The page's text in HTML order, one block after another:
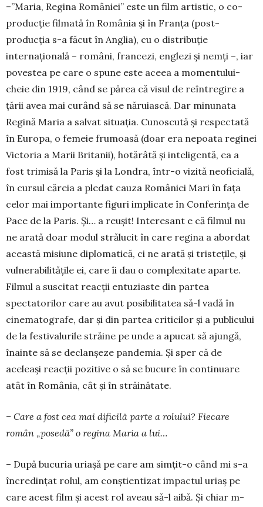
–”Maria, Regina României” este un film ar­tis­tic, o co-
producţie filmată în România şi în Fran­ţa (post-
producţia s-a făcut în Anglia), cu o dis­tribuţie
internaţională – români, fran­cezi, en­glezi şi nemţi –, iar
povestea pe care o spune este aceea a momentului-
cheie din 1919, când se pă­rea că visul de reîntregire a
ţării avea mai cu­rând să se năruiască. Dar mi­nunata
Regină Maria a sal­vat situaţia. Cunoscută şi respectată
în Euro­pa, o femeie frumoasă (doar era nepoata reginei
Vic­to­ria a Marii Britanii), hotărâtă şi inteligentă, ea a
fost trimisă la Paris şi la Londra, într-o vizită ne­oficială,
în cursul căreia a pledat cauza Româ­niei Mari în faţa
celor mai importante figuri implicate în Conferinţa de
Pace de la Paris. Și… a reuşit! Interesant e că filmul nu
ne arată doar modul strălucit în care regina a abordat
această misiune diplomatică, ci ne arată şi tristețile, și
vulnerabilitățile ei, care îi dau o complexitate aparte.
Filmul a suscitat reacţii entuziaste din partea
spectatorilor care au avut posibilitatea să-l vadă în
cinematografe, dar şi din partea criticilor şi a publicului
de la festi­valurile străine pe unde a apucat să ajungă,
înainte să se declanşeze pan­demia. Şi sper că de
aceleaşi reacţii pozitive o să se bucure în continuare
atât în România, cât şi în străinătate.
– Care a fost cea mai dificilă parte a rolului? Fiecare
român „posedă” o regina Maria a lui…
– După bucuria uriaşă pe care am simţit-o când mi s-a
încredințat rolul, am con­şti­entizat impactul uriaș pe
care acest film şi acest rol aveau să-l aibă. Şi chiar m-